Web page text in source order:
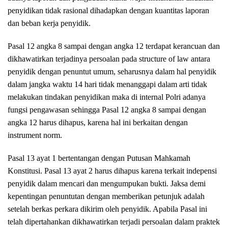
penyidikan tidak rasional dihadapkan dengan kuantitas laporan
dan beban kerja penyidik.
Pasal 12 angka 8 sampai dengan angka 12 terdapat kerancuan dan
dikhawatirkan terjadinya persoalan pada structure of law antara
penyidik dengan penuntut umum, seharusnya dalam hal penyidik
dalam jangka waktu 14 hari tidak menanggapi dalam arti tidak
melakukan tindakan penyidikan maka di internal Polri adanya
fungsi pengawasan sehingga Pasal 12 angka 8 sampai dengan
angka 12 harus dihapus, karena hal ini berkaitan dengan
instrument norm.
Pasal 13 ayat 1 bertentangan dengan Putusan Mahkamah
Konstitusi. Pasal 13 ayat 2 harus dihapus karena terkait indepensi
penyidik dalam mencari dan mengumpukan bukti. Jaksa demi
kepentingan penuntutan dengan memberikan petunjuk adalah
setelah berkas perkara dikirim oleh penyidik. Apabila Pasal ini
telah dipertahankan dikhawatirkan terjadi persoalan dalam praktek